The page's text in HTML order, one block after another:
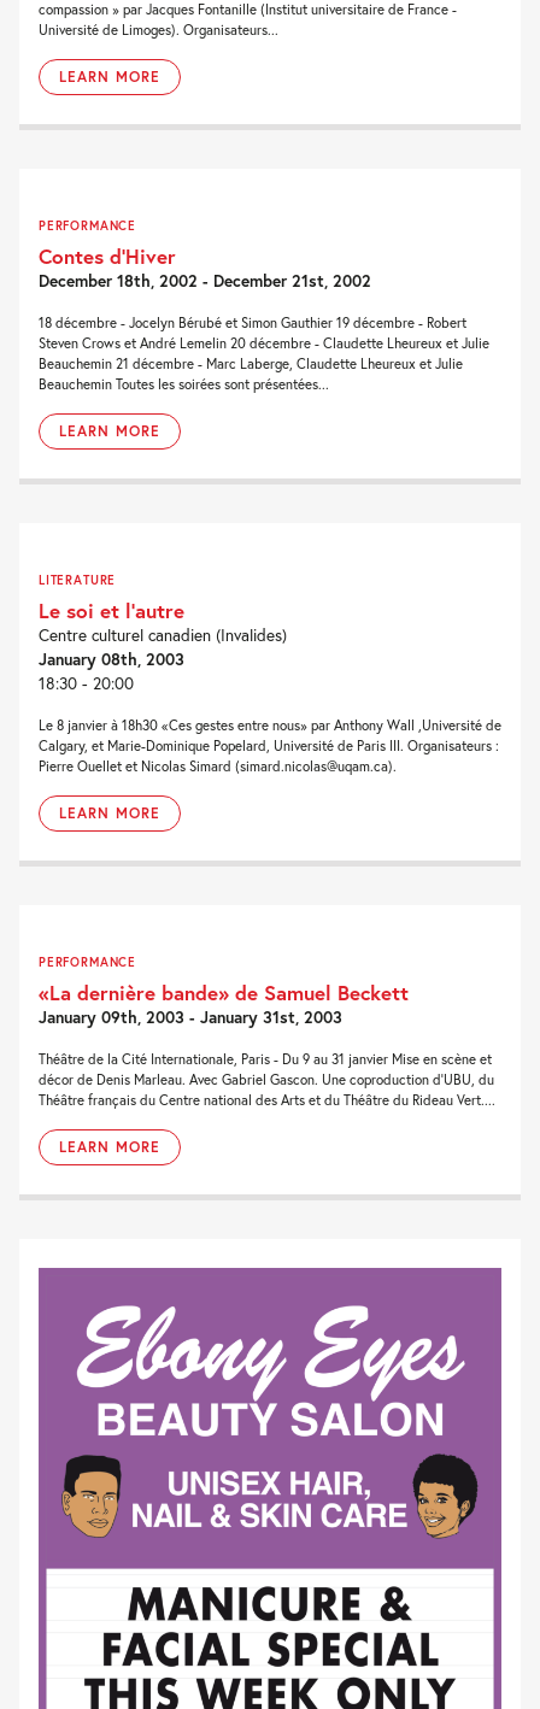
compassion » par Jacques Fontanille (Institut universitaire de France -
Université de Limoges). Organisateurs...
LEARN MORE
PERFORMANCE
Contes d’Hiver
December 18th, 2002 - December 21st, 2002
18 décembre - Jocelyn Bérubé et Simon Gauthier 19 décembre - Robert
Steven Crows et André Lemelin 20 décembre - Claudette Lheureux et Julie
Beauchemin 21 décembre - Marc Laberge, Claudette Lheureux et Julie
Beauchemin Toutes les soirées sont présentées...
LEARN MORE
LITERATURE
Le soi et l’autre
Centre culturel canadien (Invalides)
January 08th, 2003
18:30 - 20:00
Le 8 janvier à 18h30 «Ces gestes entre nous» par Anthony Wall ,Université de
Calgary, et Marie-Dominique Popelard, Université de Paris III. Organisateurs :
Pierre Ouellet et Nicolas Simard (simard.nicolas@uqam.ca).
LEARN MORE
PERFORMANCE
«La dernière bande» de Samuel Beckett
January 09th, 2003 - January 31st, 2003
Théâtre de la Cité Internationale, Paris - Du 9 au 31 janvier Mise en scène et
décor de Denis Marleau. Avec Gabriel Gascon. Une coproduction d'UBU, du
Théâtre français du Centre national des Arts et du Théâtre du Rideau Vert....
LEARN MORE